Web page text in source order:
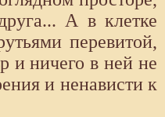
А в клетке
перевитой,
и ничего в ней не
и ненависти к